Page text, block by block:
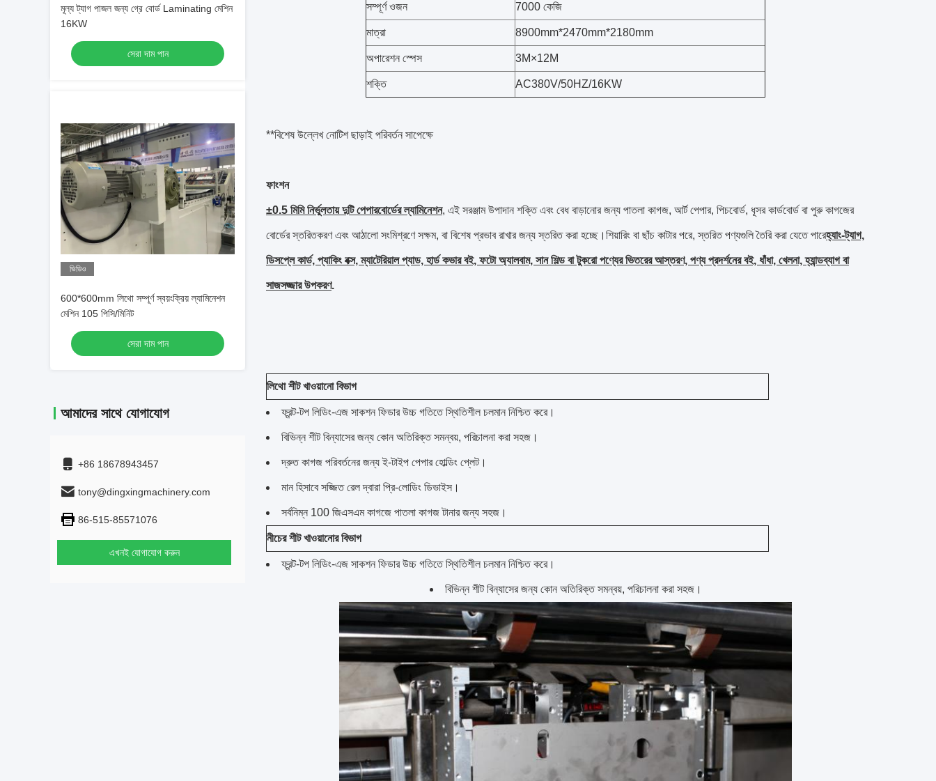
মূল্য ট্যাগ পাজল জন্য গ্রে বোর্ড Laminating মেশিন
16KW
সেরা দাম পান
ভিডিও
600*600mm লিথো সম্পূর্ণ স্বয়ংক্রিয় ল্যামিনেশন
মেশিন 105 পিসি/মিনিট
সেরা দাম পান
আমাদের সাথে যোগাযোগ
+86 18678943457
tony@dingxingmachinery.com
86-515-85571076
এখনই যোগাযোগ করুন
সম্পূর্ণ ওজন 7000 কেজি
মাত্রা 8900mm*2470mm*2180mm
অপারেশন স্পেস 3M×12M
শক্তি AC380V/50HZ/16KW
**বিশেষ উল্লেখ নোটিশ ছাড়াই পরিবর্তন সাপেক্ষে
ফাংশন
±0.5 মিমি নির্ভুলতায় দুটি পেপারবোর্ডের ল্যামিনেশন, এই সরঞ্জাম উপাদান শক্তি এবং বেধ বাড়ানোর জন্য পাতলা কাগজ, আর্ট পেপার, পিচবোর্ড, ধূসর কার্ডবোর্ড বা পুরু কাগজের
বোর্ডের স্তরিতকরণ এবং আঠালো সংমিশ্রণে সক্ষম, বা বিশেষ প্রভাব রাখার জন্য স্তরিত করা হচ্ছে।শিয়ারিং বা ছাঁচ কাটার পরে, স্তরিত পণ্যগুলি তৈরি করা যেতে পারেহ্যাং-ট্যাগ,
ডিসপ্লে কার্ড, প্যাকিং বক্স, ম্যাটেরিয়াল প্যাড, হার্ড কভার বই, ফটো অ্যালবাম, সান শিল্ড বা টুকরো পণ্যের ভিতরের আস্তরণ, পণ্য প্রদর্শনের বই, ধাঁধা, খেলনা, হ্যান্ডব্যাগ বা
সাজসজ্জার উপকরণ.
লিথো শীট খাওয়ানো বিভাগ
ফ্রন্ট-টপ লিডিং-এজ সাকশন ফিডার উচ্চ গতিতে স্থিতিশীল চলমান নিশ্চিত করে।
বিভিন্ন শীট বিন্যাসের জন্য কোন অতিরিক্ত সমন্বয়, পরিচালনা করা সহজ।
দ্রুত কাগজ পরিবর্তনের জন্য ই-টাইপ পেপার হোল্ডিং প্লেট।
মান হিসাবে সজ্জিত রেল দ্বারা প্রি-লোডিং ডিভাইস।
সর্বনিম্ন 100 জিএসএম কাগজে পাতলা কাগজ টানার জন্য সহজ।
নীচের শীট খাওয়ানোর বিভাগ
ফ্রন্ট-টপ লিডিং-এজ সাকশন ফিডার উচ্চ গতিতে স্থিতিশীল চলমান নিশ্চিত করে।
বিভিন্ন শীট বিন্যাসের জন্য কোন অতিরিক্ত সমন্বয়, পরিচালনা করা সহজ।